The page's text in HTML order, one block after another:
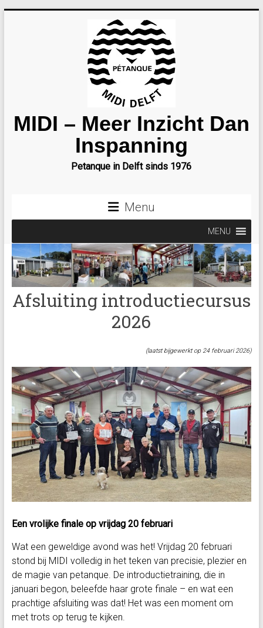
MIDI – Meer Inzicht Dan
Inspanning
Petanque in Delft sinds 1976
Menu
MENU
Afsluiting introductiecursus
2026
(laatst bijgewerkt op 24 februari 2026)
Een vrolijke finale op vrijdag 20 februari
Wat een geweldige avond was het! Vrijdag 20 februari
stond bij MIDI volledig in het teken van precisie, plezier en
de magie van petanque. De introductietraining, die in
januari begon, beleefde haar grote finale – en wat een
prachtige afsluiting was dat! Het was een moment om
met trots op terug te kijken.